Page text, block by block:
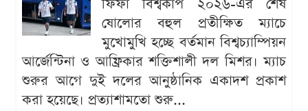
ফিফা বিশ্বকাপ ২০২৬-এর শেষ
ষোলোর বহুল প্রতীক্ষিত ম্যাচে
মুখোমুখি হচ্ছে বর্তমান বিশ্বচ্যাম্পিয়ন
আর্জেন্টিনা ও আফ্রিকার শক্তিশালী দল মিশর। ম্যাচ
শুরুর আগে দুই দলের আনুষ্ঠানিক একাদশ প্রকাশ
করা হয়েছে। প্রত্যাশামতো শুরু...